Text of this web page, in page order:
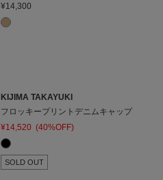
¥14,300
KIJIMA TAKAYUKI
フロッキープリントデニムキャップ
¥14,520 (40%OFF)
SOLD OUT